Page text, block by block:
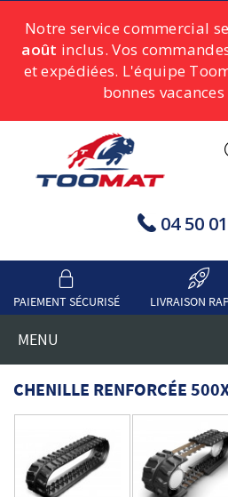
Notre service commercial
août inclus. Vos
et expédiées. L'équipe
bonnes
04 50
PAIEMENT SÉCURISÉ LIVRAISON
MENU
CHENILLE RENFORCÉE